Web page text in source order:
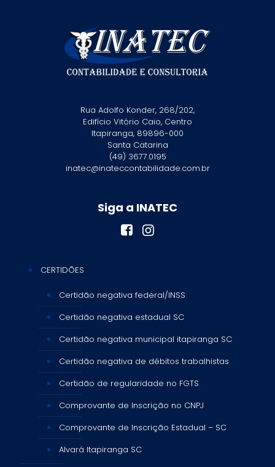
Rua Adolfo Konder, 268/202,
Edifício Vitório Caio, Centro
Itapiranga, 89896-000
Santa Catarina
(49) 3677.0195
inatec@inateccontabilidade.com.br
Siga a INATEC
CERTIDÕES
Certidão negativa federal/INSS
Certidão negativa estadual SC
Certidão negativa municipal itapiranga SC
Certidão negativa de débitos trabalhistas
Certidão de regularidade no FGTS
Comprovante de Inscrição no CNPJ
Comprovante de Inscrição Estadual – SC
Alvará Itapiranga SC